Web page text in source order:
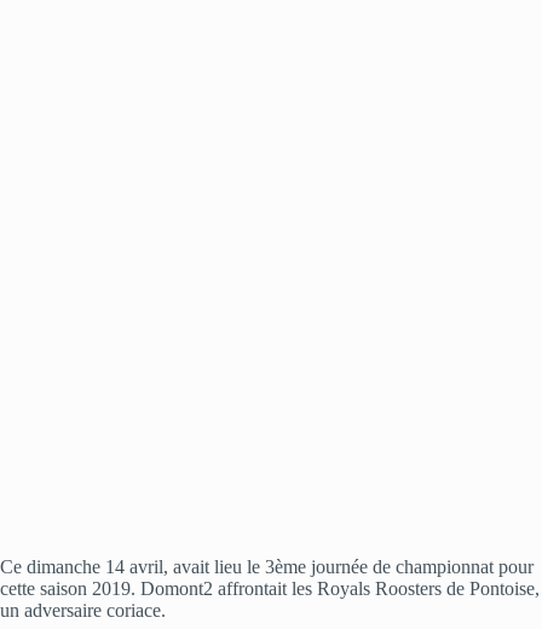
Ce dimanche 14 avril, avait lieu le 3ème journée de championnat pour
cette saison 2019. Domont2 affrontait les Royals Roosters de Pontoise,
un adversaire coriace.